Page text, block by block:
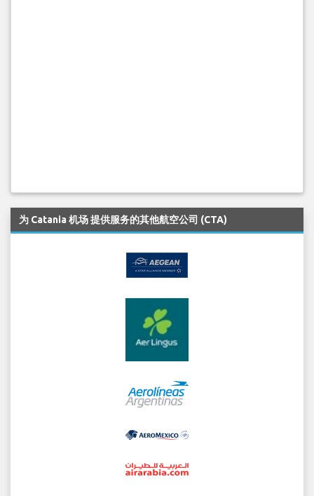
为 Catania 机场 提供服务的其他航空公司 (CTA)